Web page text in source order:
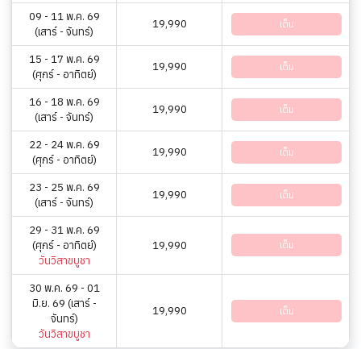
09 - 11 พ.ค. 69
(เสาร์ - จันทร์)
19,990 เต็ม
15 - 17 พ.ค. 69
(ศุกร์ - อาทิตย์)
19,990 เต็ม
16 - 18 พ.ค. 69
(เสาร์ - จันทร์)
19,990 เต็ม
22 - 24 พ.ค. 69
(ศุกร์ - อาทิตย์)
19,990 เต็ม
23 - 25 พ.ค. 69
(เสาร์ - จันทร์)
19,990 เต็ม
29 - 31 พ.ค. 69
(ศุกร์ - อาทิตย์)
วันวิสาขบูชา
19,990 เต็ม
30 พ.ค. 69 - 01
มิ.ย. 69 (เสาร์ -
จันทร์)
วันวิสาขบูชา
19,990 เต็ม